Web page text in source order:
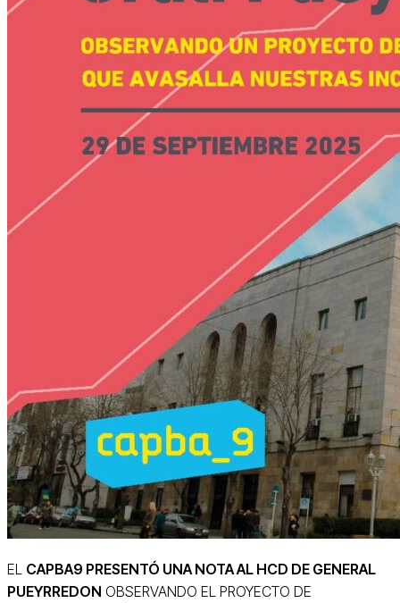
EL CAPBA9 PRESENTÓ UNA NOTA AL HCD DE GENERAL
PUEYRREDON OBSERVANDO EL PROYECTO DE